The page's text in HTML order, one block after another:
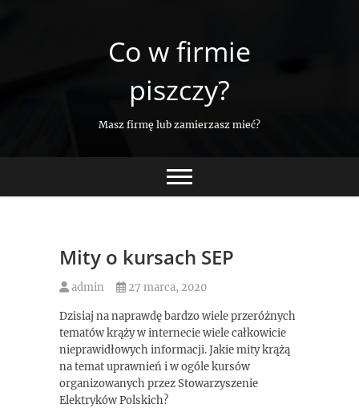
Co w firmie
piszczy?
Masz firmę lub zamierzasz mieć?
Mity o kursach SEP
admin 27 marca, 2020
Dzisiaj na naprawdę bardzo wiele przeróżnych
tematów krąży w internecie wiele całkowicie
nieprawidłowych informacji. Jakie mity krążą
na temat uprawnień i w ogóle kursów
organizowanych przez Stowarzyszenie
Elektryków Polskich?